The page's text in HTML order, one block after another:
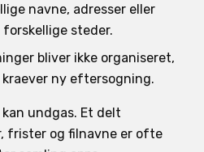
navne, adresser eller
steder.
bliver ikke organiseret,
ny eftersogning.
undgas. Et delt
frister og filnavne er ofte